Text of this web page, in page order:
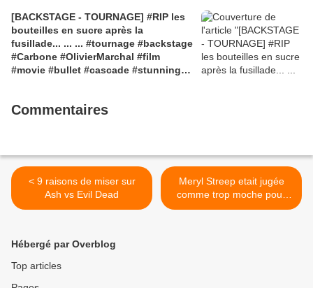
#justcinema
#OlivierMarchal #film #movie
#accessoiriste #justcinema
[BACKSTAGE - TOURNAGE] #RIP les
bouteilles en sucre après la
fusillade... ... ... #tournage #backstage
#Carbone #OlivierMarchal #film
#movie #bullet #cascade #stunning
Commentaires
< 9 raisons de miser sur
Ash vs Evil Dead
Meryl Streep etait jugée
comme trop moche pour
le... >
Hébergé par Overblog
Top articles